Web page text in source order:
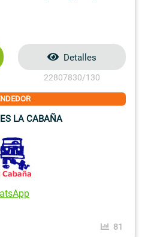
Detalles
22807830/130
LA CABAÑA
81